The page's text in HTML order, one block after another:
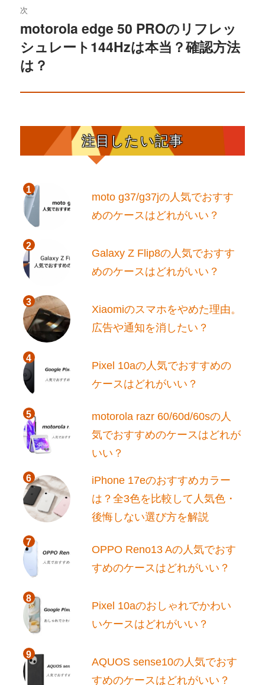
ゲ
ー
シ
ョ
稿:
次
次
の
投
motorola edge 50 PROのリフレッ
シュレート144Hzは本当？確認方法
は？
注目したい記事
moto g37/g37jの人気でおすす
めのケースはどれがいい？
Galaxy Z Flip8の人気でおすす
めのケースはどれがいい？
Xiaomiのスマホをやめた理由。
広告や通知を消したい？
Pixel 10aの人気でおすすめの
ケースはどれがいい？
motorola razr 60/60d/60sの人
気でおすすめのケースはどれが
いい？
iPhone 17eのおすすめカラー
は？全3色を比較して人気色・
後悔しない選び方を解説
OPPO Reno13 Aの人気でおす
すめのケースはどれがいい？
Pixel 10aのおしゃれでかわい
いケースはどれがいい？
AQUOS sense10の人気でおす
すめのケースはどれがいい？